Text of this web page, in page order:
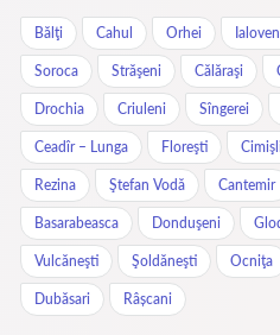
Bălţi Cahul Orhei
Soroca Străşeni Călăraşi
Drochia Criuleni Sîngerei
Ceadîr – Lunga Floreşti
Rezina Ştefan Vodă Cantemir
Basarabeasca Donduşeni
Vulcăneşti Şoldăneşti Ocniţa
Dubăsari Râșcani